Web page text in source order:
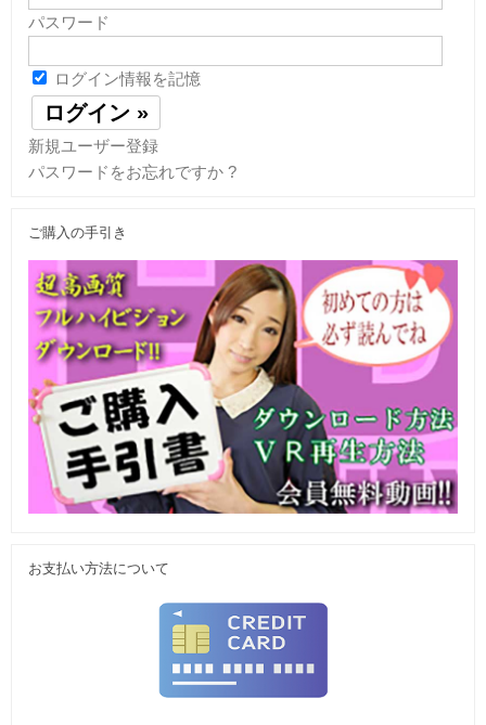
パスワード
ログイン情報を記憶
新規ユーザー登録
パスワードをお忘れですか ?
ご購入の手引き
お支払い方法について